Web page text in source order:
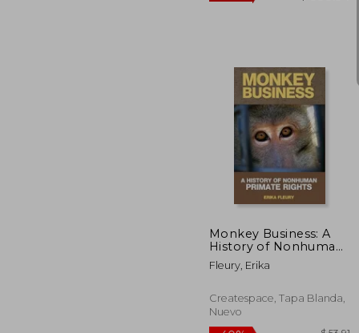
45%
dcto.
Monkey Business: A
History of Nonhuman
Primate Rights (en
Inglés)
Fleury, Erika
Createspace, Tapa Blanda,
Nuevo